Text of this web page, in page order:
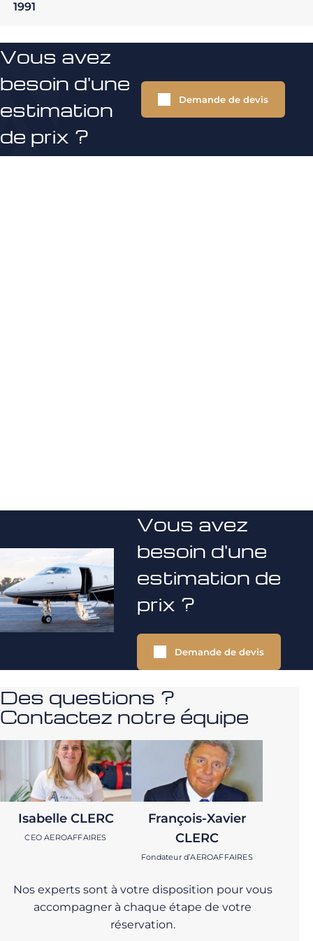
1991
Vous avez
besoin d'une
estimation
de prix ?
Demande de devis
Vous avez
besoin d'une
estimation de
prix ?
Demande de devis
Des questions ?
Contactez notre équipe
Isabelle CLERC
CEO AEROAFFAIRES
François-Xavier
CLERC
Fondateur d’AEROAFFAIRES
Nos experts sont à votre disposition pour vous
accompagner à chaque étape de votre
réservation.